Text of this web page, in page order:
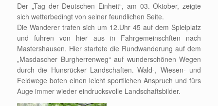
Der „Tag der Deutschen Einheit“, am 03. Oktober, zeigte
sich wetterbedingt von seiner feundlichen Seite.
Die Wanderer trafen sich um 12.Uhr 45 auf dem Spielplatz
und fuhren von hier aus in Fahrgemeinschften nach
Mastershausen. Hier startete die Rundwanderung auf dem
„Masdascher Burgherrenweg“ auf wunderschönen Wegen
durch die Hunsrücker Landschaften. Wald-, Wiesen- und
Feldwege boten einen leicht sportlichen Anspruch und fürs
Auge immer wieder eindrucksvolle Landschaftsbilder.